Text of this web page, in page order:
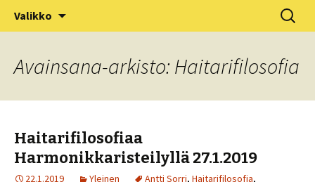
Puistofilosofia
XV Puistofilosofia-viikko Ikaalisissa
15.-19.7.2025
Valikko Haku:
Avainsana-arkisto: Haitarifilosofia
Haitarifilosofiaa
Harmonikkaristeilyllä 27.1.2019
22.1.2019 Yleinen Antti Sorri, Haitarifilosofia,